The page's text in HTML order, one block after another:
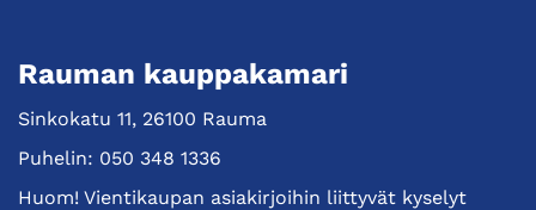
Rauman kauppakamari
Sinkokatu 11, 26100 Rauma
Puhelin: 050 348 1336
Huom! Vientikaupan asiakirjoihin liittyvät kyselyt